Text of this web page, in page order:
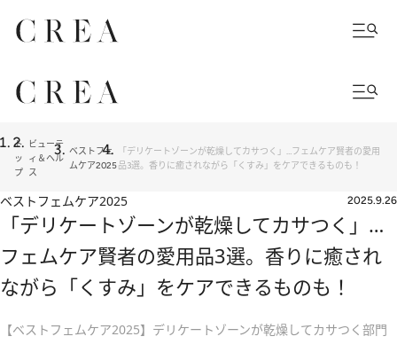
ト
ッ
プ
ビューテ
ィ＆ヘル
ス
ベストフェ
ムケア2025
「デリケートゾーンが乾燥してカサつく」…フェムケア賢者の愛用
品3選。香りに癒されながら「くすみ」をケアできるものも！
ベストフェムケア2025 2025.9.26
「デリケートゾーンが乾燥してカサつく」…
フェムケア賢者の愛用品3選。香りに癒され
ながら「くすみ」をケアできるものも！
【ベストフェムケア2025】デリケートゾーンが乾燥してカサつく部門